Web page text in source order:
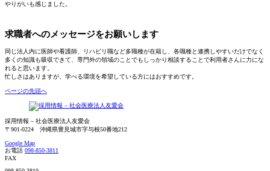
やりがいも感じました。
求職者へのメッセージをお願いします
同じ法人内に医師や看護師、リハビリ職など多職種が在籍し、各職種と連携しやすいだけでなく
多くの知識も吸収できて、専門外の領域のことでもしっかり相談することで利用者さんに力にな
れると思います。
忙しさはありますが、学べる環境を希望している方にはおすすめです。
ページの先頭へ
採用情報 – 社会医療法人友愛会
〒901-0224 沖縄県豊見城市字与根50番地212
Google Map
お電話 098-850-3811
FAX